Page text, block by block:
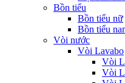
Bồn tiểu
Bồn tiểu nữ
Bồn tiểu
Vòi nước
Vòi Lavabo
Vòi
Vòi